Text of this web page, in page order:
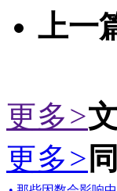
上一
更多>
更多>